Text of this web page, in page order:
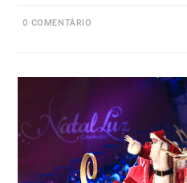
0 COMENTÁRIO